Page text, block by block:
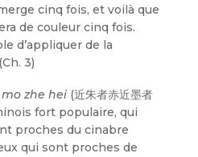
cinq fois, et voilà que
de couleur cinq fois.
d’appliquer de la
3)
zhe hei (近朱者赤近墨者
fort populaire, qui
proches du cinabre
qui sont proches de